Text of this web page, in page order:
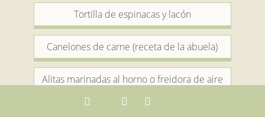
Tortilla de espinacas y lacón
Canelones de carne (receta de la abuela)
Alitas marinadas al horno o freidora de aire